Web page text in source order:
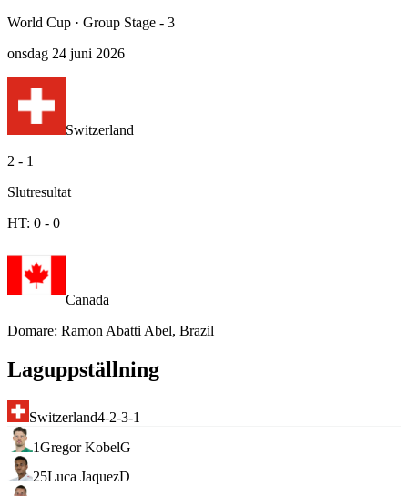
World Cup · Group Stage - 3
onsdag 24 juni 2026
Switzerland
2 - 1
Slutresultat
HT: 0 - 0
Canada
Domare: Ramon Abatti Abel, Brazil
Laguppställning
Switzerland4-2-3-1
1Gregor KobelG
25Luca JaquezD